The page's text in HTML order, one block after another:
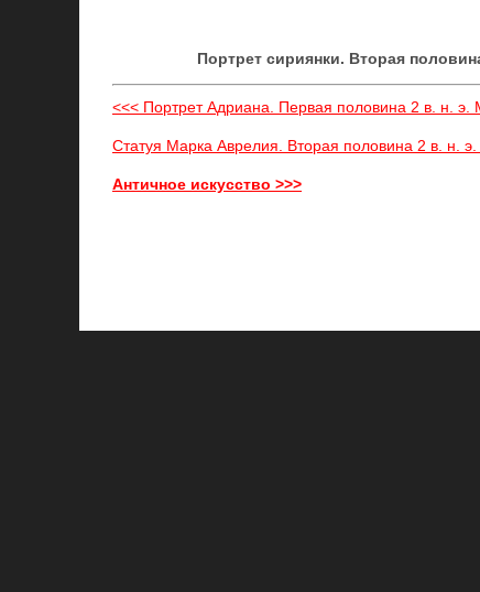
Портрет сириянки. Вторая
<<< Портрет Адриана. Первая половина 2 в. н. э.
Статуя Марка Аврелия. Вторая половина 2 в. н.
Античное искусство >>>